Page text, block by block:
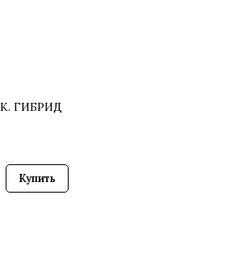
ГИБРИД
Купить